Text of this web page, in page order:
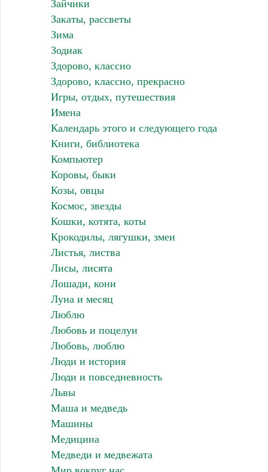
Зайчики
Закаты, рассветы
Зима
Зодиак
Здорово, классно
Здорово, классно, прекрасно
Игры, отдых, путешествия
Имена
Календарь этого и следующего года
Книги, библиотека
Компьютер
Коровы, быки
Козы, овцы
Космос, звезды
Кошки, котята, коты
Крокодилы, лягушки, змеи
Листья, листва
Лисы, лисята
Лошади, кони
Луна и месяц
Люблю
Любовь и поцелуи
Любовь, люблю
Люди и история
Люди и повседневность
Львы
Маша и медведь
Машины
Медицина
Медведи и медвежата